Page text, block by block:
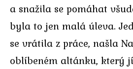
a snažila se pomáhat
byla to jen malá úleva.
se vrátila z práce, našla
oblíbeném altánku, který